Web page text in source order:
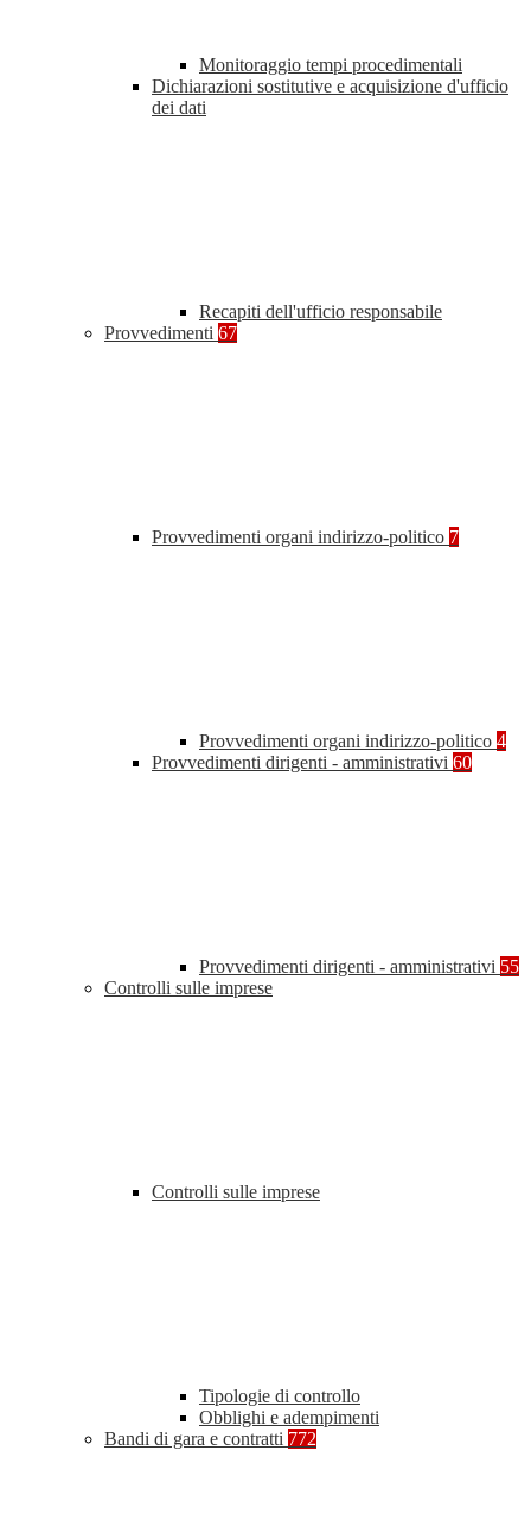
Monitoraggio tempi procedimentali
Dichiarazioni sostitutive e acquisizione d'ufficio
dei dati
Recapiti dell'ufficio responsabile
Provvedimenti 67
Provvedimenti organi indirizzo-politico 7
Provvedimenti organi indirizzo-politico 4
Provvedimenti dirigenti - amministrativi 60
Provvedimenti dirigenti - amministrativi 55
Controlli sulle imprese
Controlli sulle imprese
Tipologie di controllo
Obblighi e adempimenti
Bandi di gara e contratti 772